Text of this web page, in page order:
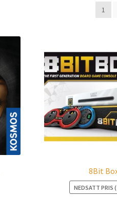
1
8Bit
NEDSATT PRIS